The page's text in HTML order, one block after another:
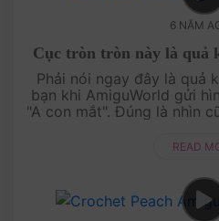
6 NĂM
Cục tròn tròn này là quả
Phải nói ngay đây là quả
bạn khi AmiguWorld gửi
"A con mắt". Đúng là nhìn
READ